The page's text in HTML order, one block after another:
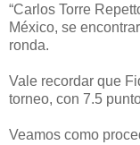
“Carlos Torre
México, se
ronda.
Vale recordar que
torneo, con 7.5
Veamos como